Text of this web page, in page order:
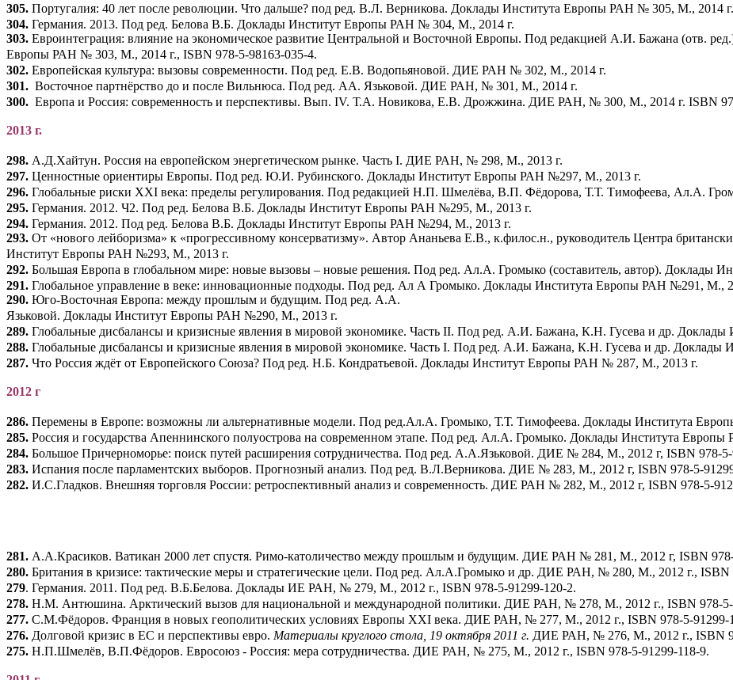
305. Португалия: 40 лет после революции. Что дальше? под ред. В.Л. Верникова. Доклады Института Европы РАН № 305, М., 2014
304. Германия. 2013. Под ред. Белова В.Б. Доклады Институт Европы РАН № 304, М., 2014 г.
303. Евроинтеграция: влияние на экономическое развитие Центральной и Восточной Европы. Под редакцией А.И. Бажана (отв.
Европы РАН № 303, М., 2014 г., ISBN 978-5-98163-035-4.
302. Европейская культура: вызовы современности. Под ред. Е.В. Водопьяновой. ДИЕ РАН № 302, М., 2014 г.
301. Восточное партнёрство до и после Вильнюса. Под ред. АА. Язьковой. ДИЕ РАН, № 301, М., 2014 г.
300. Европа и Россия: современность и перспективы. Вып. IV. Т.А. Новикова, Е.В. Дрожжина. ДИЕ РАН, № 300, М., 2014 г. ISBN
2013 г.
298. А.Д.Хайтун. Россия на европейском энергетическом рынке. Часть I. ДИЕ РАН, № 298, М., 2013 г.
297. Ценностные ориентиры Европы. Под ред. Ю.И. Рубинского. Доклады Институт Европы РАН №297, М., 2013 г.
296. Глобальные риски XXI века: пределы регулирования. Под редакцией Н.П. Шмелёва, В.П. Фёдорова, Т.Т. Тимофеева, Ал.А.
295. Германия. 2012. Ч2. Под ред. Белова В.Б. Доклады Институт Европы РАН №295, М., 2013 г.
294. Германия. 2012. Под ред. Белова В.Б. Доклады Институт Европы РАН №294, М., 2013 г.
293. От «нового лейборизма» к «прогрессивному консерватизму». Автор Ананьева Е.В., к.филос.н., руководитель Центра
Институт Европы РАН №293, М., 2013 г.
292. Большая Европа в глобальном мире: новые вызовы – новые решения. Под ред. Ал.А. Громыко (составитель, автор). Доклады
291. Глобальное управление в веке: инновационные подходы. Под ред. Ал А Громыко. Доклады Института Европы РАН №291, М.,
290. Юго-Восточная Европа: между прошлым и будущим. Под ред. А.А.
Язьковой. Доклады Институт Европы РАН №290, М., 2013 г.
289. Глобальные дисбалансы и кризисные явления в мировой экономике. Часть II. Под ред. А.И. Бажана, К.Н. Гусева и др.
288. Глобальные дисбалансы и кризисные явления в мировой экономике. Часть I. Под ред. А.И. Бажана, К.Н. Гусева и др.
287. Что Россия ждёт от Европейского Союза? Под ред. Н.Б. Кондратьевой. Доклады Институт Европы РАН № 287, М., 2013 г.
2012 г
286. Перемены в Европе: возможны ли альтернативные модели. Под ред.Ал.А. Громыко, Т.Т. Тимофеева. Доклады Института
285. Россия и государства Апеннинского полуострова на современном этапе. Под ред. Ал.А. Громыко. Доклады Института
284. Большое Причерноморье: поиск путей расширения сотрудничества. Под ред. А.А.Язьковой. ДИЕ № 284, М., 2012 г, ISBN 978-5-
283. Испания после парламентских выборов. Прогнозный анализ. Под ред. В.Л.Верникова. ДИЕ № 283, М., 2012 г, ISBN 978-5-
282. И.С.Гладков. Внешняя торговля России: ретроспективный анализ и современность. ДИЕ РАН № 282, М., 2012 г, ISBN 978-5-
281. А.А.Красиков. Ватикан 2000 лет спустя. Римо-католичество между прошлым и будущим. ДИЕ РАН № 281, М., 2012 г, ISBN
280. Британия в кризисе: тактические меры и стратегические цели. Под ред. Ал.А.Громыко и др. ДИЕ РАН, № 280, М., 2012 г., ISBN
279. Германия. 2011. Под ред. В.Б.Белова. Доклады ИЕ РАН, № 279, М., 2012 г., ISBN 978-5-91299-120-2.
278. Н.М. Антюшина. Арктический вызов для национальной и международной политики. ДИЕ РАН, № 278, М., 2012 г., ISBN 978-5-
277. С.М.Фёдоров. Франция в новых геополитических условиях Европы XXI века. ДИЕ РАН, № 277, М., 2012 г., ISBN 978-5-91299-
276. Долговой кризис в ЕС и перспективы евро. Материалы круглого стола, 19 октября 2011 г. ДИЕ РАН, № 276, М., 2012 г., ISBN
275. Н.П.Шмелёв, В.П.Фёдоров. Евросоюз - Россия: мера сотрудничества. ДИЕ РАН, № 275, М., 2012 г., ISBN 978-5-91299-118-9.